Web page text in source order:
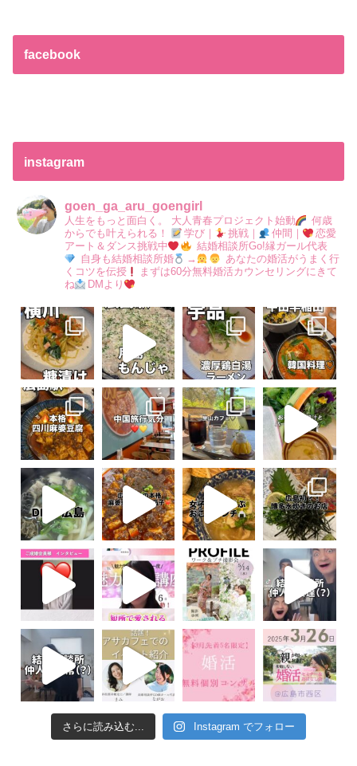
facebook
instagram
goen_ga_aru_goengirl
人生をもっと面白く。 大人青春プロジェクト始動
何歳
からでも叶えられる！
学び｜ 挑戦｜ 仲間｜
恋愛
アート＆ダンス挑戦中
結婚相談所Go!縁ガール代表
自身も結婚相談所婚
→
あなたの婚活がうまく行
くコツを伝授
まずは60分無料婚活カウンセリングにきて
ね
DMより
さらに読み込む... Instagram でフォロー